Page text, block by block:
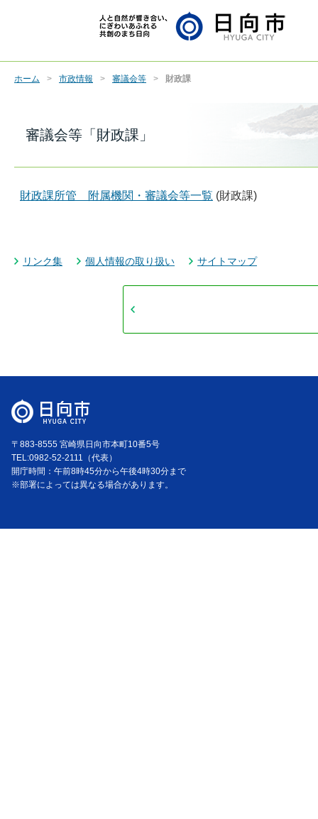
ホーム 市政情報 審議会等 財政課
審議会等「財政課」
財政課所管 附属機関・審議会等一覧 (財政課)
リンク集 個人情報の取り扱い サイトマップ
〒883-8555 宮崎県日向市本町10番5号
TEL:0982-52-2111（代表）
開庁時間：午前8時45分から午後4時30分まで
※部署によっては異なる場合があります。